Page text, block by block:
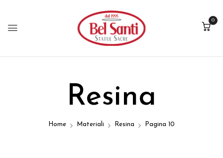
0
Resina
Home Materiali Resina Pagina 10